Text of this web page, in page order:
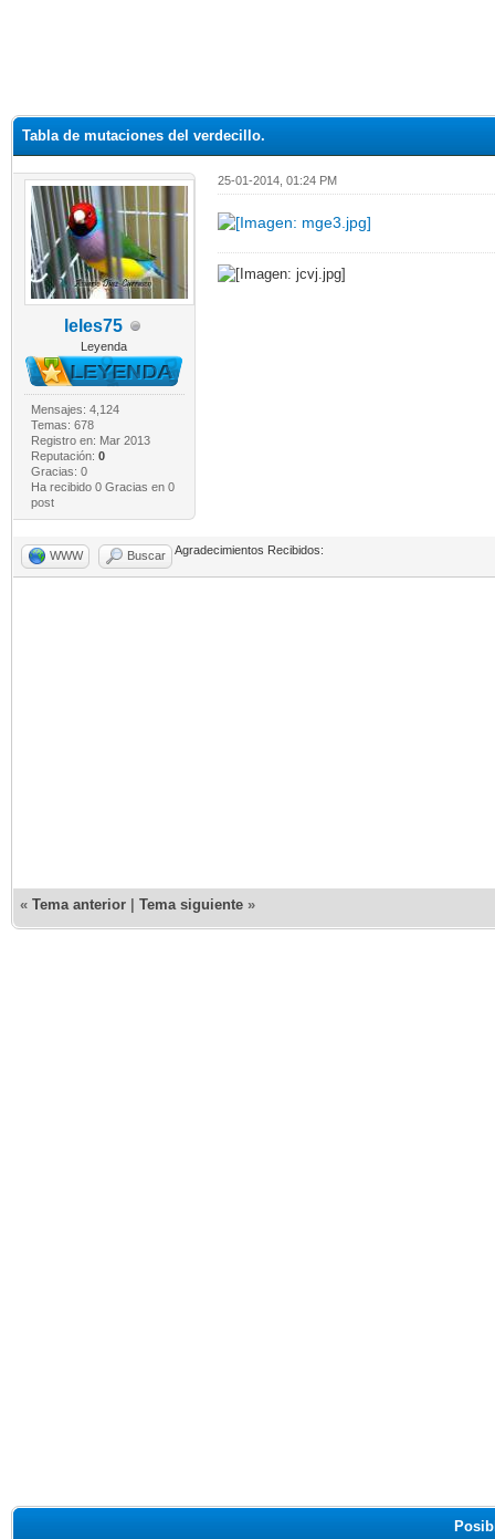
Tabla de mutaciones del verdecillo.
leles75
Leyenda
Mensajes: 4,124
Temas: 678
Registro en: Mar 2013
Reputación: 0
Gracias: 0
Ha recibido 0 Gracias en 0
post
25-01-2014, 01:24 PM
WWW Buscar Agradecimientos Recibidos:
« Tema anterior Tema siguiente »